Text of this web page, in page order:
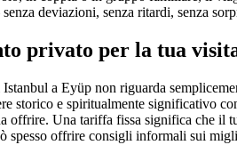
deviazioni, senza ritardi, senza
privato per la tua
a Eyüp non riguarda
storico e spiritualmente significativo
offrire. Una tariffa fissa significa che il
spesso offrire consigli informali sui